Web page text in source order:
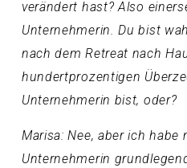
verändert hast? Also
Unternehmerin. Du bist
nach dem Retreat nach
hundertprozentigen
Unternehmerin bist, oder?
Marisa: Nee, aber ich habe
Unternehmerin